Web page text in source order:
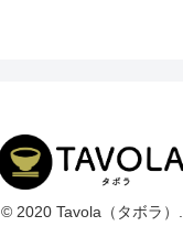
© 2020 Tavola（タボラ）.